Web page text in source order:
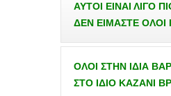
ΑΥΤΟΙ ΕΙΝΑΙ ΛΙΓΟ
ΔΕΝ ΕΙΜΑΣΤΕ ΟΛΟΙ
ΌΛΟΙ ΣΤΗΝ ΙΔΙΑ
ΣΤΟ ΙΔΙΟ ΚΑΖΑΝΙ